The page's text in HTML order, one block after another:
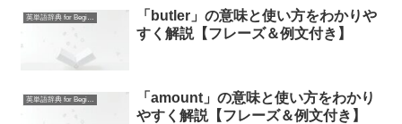
英単語辞典 for Beginners
「butler」の意味と使い方をわかりや
すく解説【フレーズ＆例文付き】
英単語辞典 for Beginners
「amount」の意味と使い方をわかり
やすく解説【フレーズ＆例文付き】